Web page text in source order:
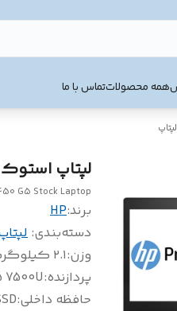
همه محصولاتتماس با ما
لپتاپ
لپتاپ استوک Hp Probook 450 G5
G5 Stock Laptop
برند:HP
دسته‌بندی:
وزن:۲.۱ کیلوگرم
پردازنده:
7500U
حافظه داخلی: